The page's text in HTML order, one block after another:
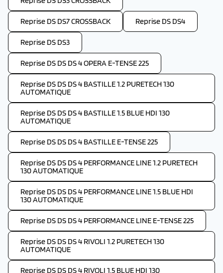
Reprise DS DS7 CROSSBACK Reprise DS DS4
Reprise DS DS3
Reprise DS DS DS 4 OPERA E-TENSE 225
Reprise DS DS DS 4 BASTILLE 1.2 PURETECH 130
AUTOMATIQUE
Reprise DS DS DS 4 BASTILLE 1.5 BLUE HDI 130
AUTOMATIQUE
Reprise DS DS DS 4 BASTILLE E-TENSE 225
Reprise DS DS DS 4 PERFORMANCE LINE 1.2 PURETECH
130 AUTOMATIQUE
Reprise DS DS DS 4 PERFORMANCE LINE 1.5 BLUE HDI
130 AUTOMATIQUE
Reprise DS DS DS 4 PERFORMANCE LINE E-TENSE 225
Reprise DS DS DS 4 RIVOLI 1.2 PURETECH 130
AUTOMATIQUE
Reprise DS DS DS 4 RIVOLI 1.5 BLUE HDI 130